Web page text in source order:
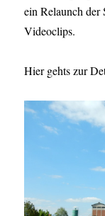
ein Relaunch der
Videoclips.
Hier gehts zur